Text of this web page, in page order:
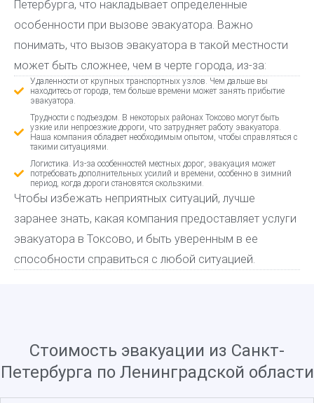
Петербурга, что накладывает определенные
особенности при вызове эвакуатора. Важно
понимать, что вызов эвакуатора в такой местности
может быть сложнее, чем в черте города, из-за:
Удаленности от крупных транспортных узлов. Чем дальше вы
находитесь от города, тем больше времени может занять прибытие
эвакуатора.
Трудности с подъездом. В некоторых районах Токсово могут быть
узкие или непроезжие дороги, что затрудняет работу эвакуатора.
Наша компания обладает необходимым опытом, чтобы справляться с
такими ситуациями.
Логистика. Из-за особенностей местных дорог, эвакуация может
потребовать дополнительных усилий и времени, особенно в зимний
период, когда дороги становятся скользкими.
Чтобы избежать неприятных ситуаций, лучше
заранее знать, какая компания предоставляет услуги
эвакуатора в Токсово, и быть уверенным в ее
способности справиться с любой ситуацией.
Стоимость эвакуации из Санкт-
Петербурга по Ленинградской области